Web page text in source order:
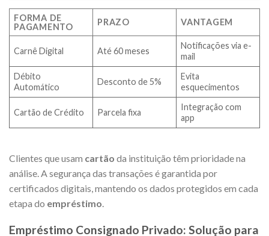
FORMA DE
PAGAMENTO
PRAZO VANTAGEM
Carnê Digital Até 60 meses
Notificações via e-
mail
Débito
Automático
Desconto de 5%
Evita
esquecimentos
Cartão de Crédito Parcela fixa
Integração com
app
Clientes que usam cartão da instituição têm prioridade na
análise. A segurança das transações é garantida por
certificados digitais, mantendo os dados protegidos em cada
etapa do empréstimo
Empréstimo Consignado Privado: Solução para